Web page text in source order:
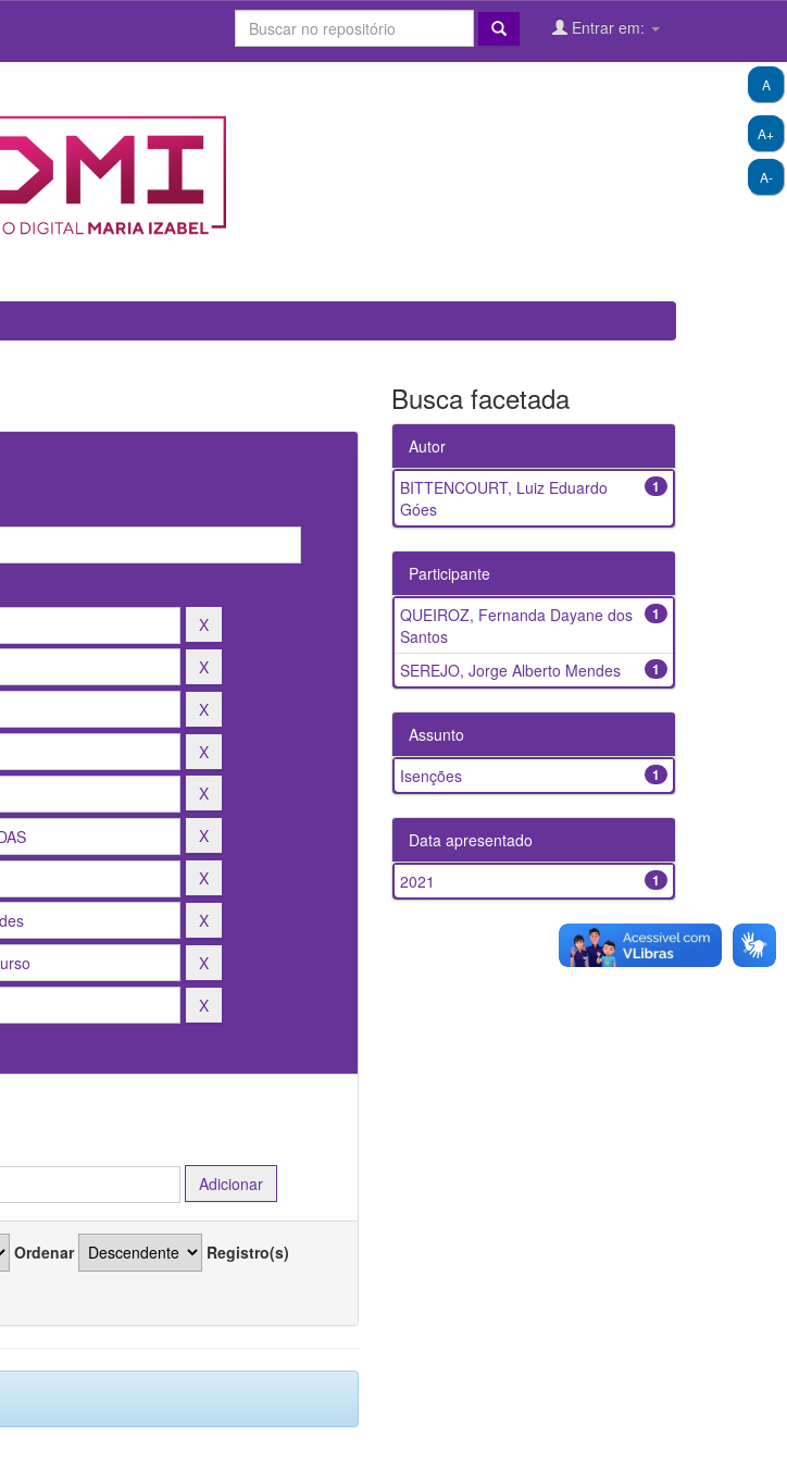
Entrar em:
A+
A-
A
Ordenar Registro(s)
Busca facetada
Autor
1
BITTENCOURT, Luiz Eduardo
Góes
Participante
1
QUEIROZ, Fernanda Dayane dos
Santos
1
SEREJO, Jorge Alberto Mendes
Assunto
1
Isenções
Data apresentado
1
2021